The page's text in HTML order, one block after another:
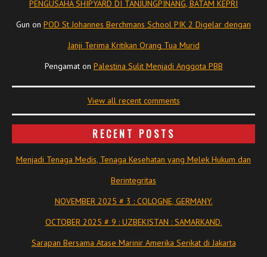
PENGUSAHA SHIPYARD DI TANJUNGPINANG, BATAM KEPRI
Gun on POD St Johannes Berchmans School PIK 2 Digelar dengan
Janji Terima Kritikan Orang Tua Murid
Pengamaton Palestina Sulit Menjadi Anggota PBB
View all recent comments
RECENT POSTS
Menjadi Tenaga Medis, Tenaga Kesehatan yang Melek Hukum dan
Berintegritas
NOVEMBER 2025 # 3 : COLOGNE, GERMANY.
OCTOBER 2025 # 9 : UZBEKISTAN : SAMARKAND.
Sarapan Bersama Atase Marinir Amerika Serikat di Jakarta